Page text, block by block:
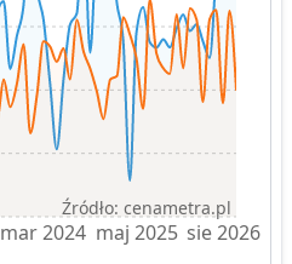
mar 2024 maj 2025 sie 2026
Źródło: cenametra.pl